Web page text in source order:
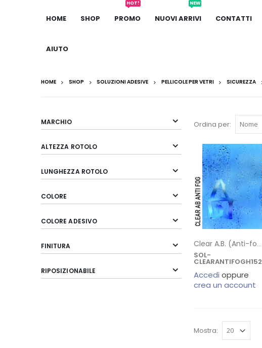
HOME SHOP PROMO
HOT!
NUOVI ARRIVI
NEW
CONTATTI
AIUTO
HOME SHOP SOLUZIONI ADESIVE PELLICOLE PER VETRI SICUREZZA
Ordina per:
Clear A.B. (Anti-fog) H 152
SOL-
CLEARANTIFOGH152
Accedi oppure
crea un account
Mostra:
MARCHIO
ALTEZZA ROTOLO
LUNGHEZZA ROTOLO
COLORE
COLORE ADESIVO
FINITURA
RIPOSIZIONABILE